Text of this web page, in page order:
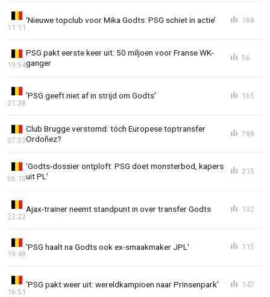
‘Nieuwe topclub voor Mika Godts: PSG schiet in actie’
11:11
188
PSG pakt eerste keer uit: 50 miljoen voor Franse WK-
ganger
19:54
56
'PSG geeft niet af in strijd om Godts'
21:38
165
Club Brugge verstomd: tóch Europese toptransfer
Ordoñez?
07:53
788
'Godts-dossier ontploft: PSG doet monsterbod, kapers
uit PL'
06:10
215
Ajax-trainer neemt standpunt in over transfer Godts
22:22
132
'PSG haalt na Godts ook ex-smaakmaker JPL'
19:48
115
'PSG pakt weer uit: wereldkampioen naar Prinsenpark'
16:51
147